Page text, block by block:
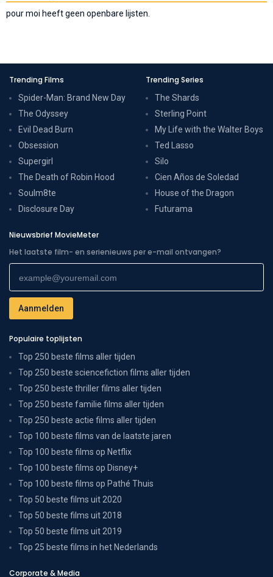
pour moi heeft geen openbare lijsten.
Trending Films
Spider-Man: Brand New Day
The Odyssey
Evil Dead Burn
Obsession
Supergirl
The Death of Robin Hood
Soulm8te
Disclosure Day
Trending Series
The Shards
Sterling Point
My Life with the Walter Boys
Ted Lasso
Silo
Cien Años de Soledad
House of the Dragon
Futurama
Nieuwsbrief MovieMeter
Het laatste film- en serienieuws per e-mail ontvangen?
Populaire toplijsten
Top 250 beste films aller tijden
Top 250 beste sciencefiction films aller tijden
Top 250 beste thriller films aller tijden
Top 250 beste familie films aller tijden
Top 250 beste actie films aller tijden
Top 100 beste films van de laatste jaren
Top 100 beste films op Netflix
Top 100 beste films op Disney+
Top 100 beste films op Pathé Thuis
Top 50 beste films uit 2020
Top 50 beste films uit 2018
Top 50 beste films uit 2019
Top 25 beste films in het Nederlands
Corporate & Media